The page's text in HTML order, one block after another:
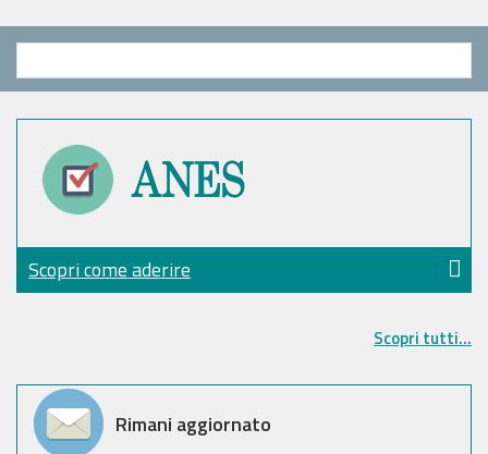
Scopri come aderire
Scopri tutti...
Rimani aggiornato